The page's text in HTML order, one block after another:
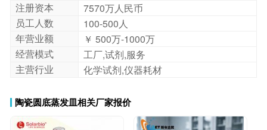
注册资本
7570万人民币
员工人数
100-500人
年营业额
￥ 500万-1000万
经营模式
工厂,试剂,服务
主营行业
化学试剂,仪器耗材
陶瓷圆底蒸发皿相关厂家报价